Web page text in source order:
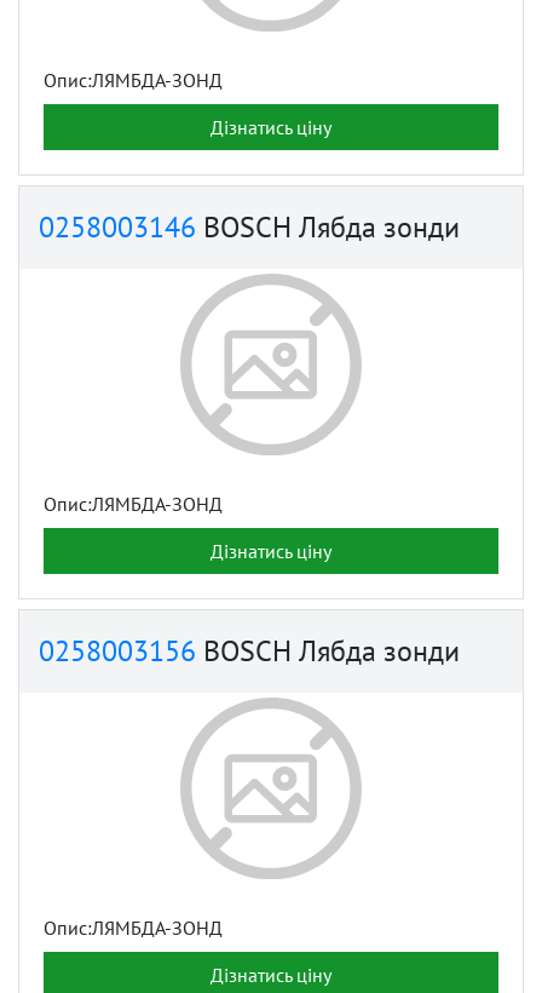
Опис:ЛЯМБДА-ЗОНД
Дізнатись ціну
0258003146 BOSCH Лябда зонди
Опис:ЛЯМБДА-ЗОНД
Дізнатись ціну
0258003156 BOSCH Лябда зонди
Опис:ЛЯМБДА-ЗОНД
Дізнатись ціну